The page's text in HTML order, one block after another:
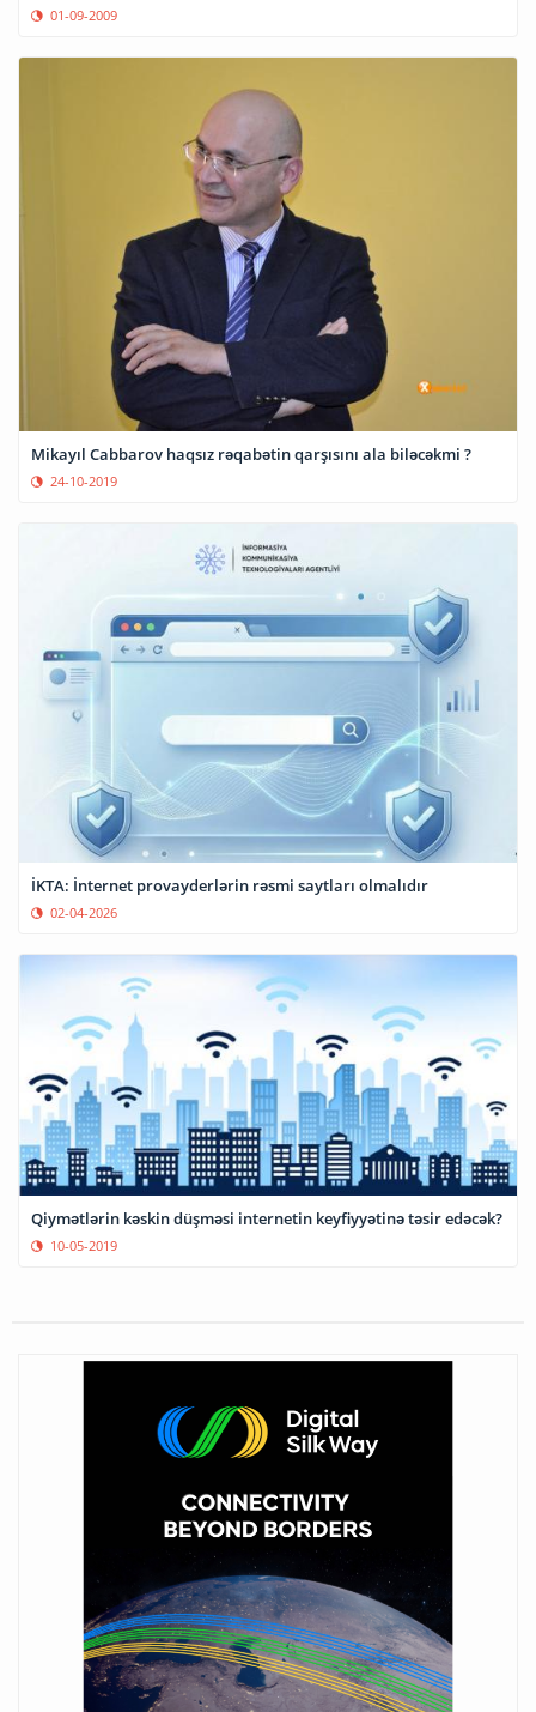
01-09-2009
Mikayıl Cabbarov haqsız rəqabətin qarşısını ala biləcəkmi ?
24-10-2019
İKTA: İnternet provayderlərin rəsmi saytları olmalıdır
02-04-2026
Qiymətlərin kəskin düşməsi internetin keyfiyyətinə təsir edəcək?
10-05-2019